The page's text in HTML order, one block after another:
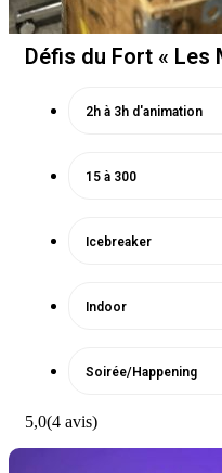
Défis du Fort « Les
2h à 3h d'animation
15 à 300
Icebreaker
Indoor
Soirée/Happening
5,0(4 avis)